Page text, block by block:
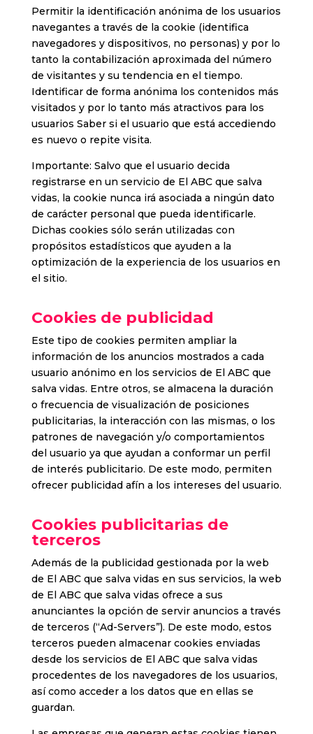
Permitir la identificación anónima de los usuarios
navegantes a través de la cookie (identifica
navegadores y dispositivos, no personas) y por lo
tanto la contabilización aproximada del número
de visitantes y su tendencia en el tiempo.
Identificar de forma anónima los contenidos más
visitados y por lo tanto más atractivos para los
usuarios Saber si el usuario que está accediendo
es nuevo o repite visita.
Importante: Salvo que el usuario decida
registrarse en un servicio de El ABC que salva
vidas, la cookie nunca irá asociada a ningún dato
de carácter personal que pueda identificarle.
Dichas cookies sólo serán utilizadas con
propósitos estadísticos que ayuden a la
optimización de la experiencia de los usuarios en
el sitio.
Cookies de publicidad
Este tipo de cookies permiten ampliar la
información de los anuncios mostrados a cada
usuario anónimo en los servicios de El ABC que
salva vidas. Entre otros, se almacena la duración
o frecuencia de visualización de posiciones
publicitarias, la interacción con las mismas, o los
patrones de navegación y/o comportamientos
del usuario ya que ayudan a conformar un perfil
de interés publicitario. De este modo, permiten
ofrecer publicidad afín a los intereses del usuario.
Cookies publicitarias de
terceros
Además de la publicidad gestionada por la web
de El ABC que salva vidas en sus servicios, la web
de El ABC que salva vidas ofrece a sus
anunciantes la opción de servir anuncios a través
de terceros (“Ad-Servers”). De este modo, estos
terceros pueden almacenar cookies enviadas
desde los servicios de El ABC que salva vidas
procedentes de los navegadores de los usuarios,
así como acceder a los datos que en ellas se
guardan.